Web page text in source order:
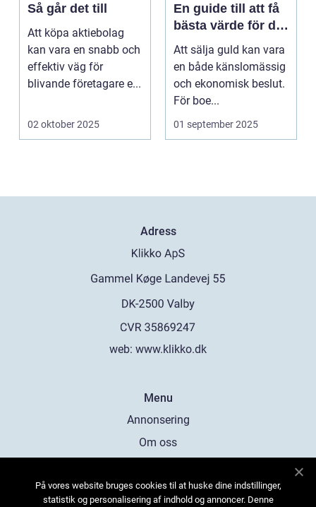
Så går det till
Att köpa aktiebolag
kan vara en snabb och
effektiv väg för
blivande företagare e...
02 oktober 2025
En guide till att få
bästa värde för ditt
guld
Att sälja guld kan vara
en både känslomässig
och ekonomisk beslut.
För boe...
01 september 2025
Adress
web: www.klikko.dk
Menu
Annonsering
Om oss
Kontakta oss
På vores website bruges cookies til at huske dine indstillinger,
statistik og personalisering af indhold og annoncer. Denne